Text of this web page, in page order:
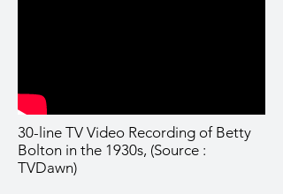
30-line TV Video Recording of Betty
Bolton in the 1930s, (Source :
TVDawn)